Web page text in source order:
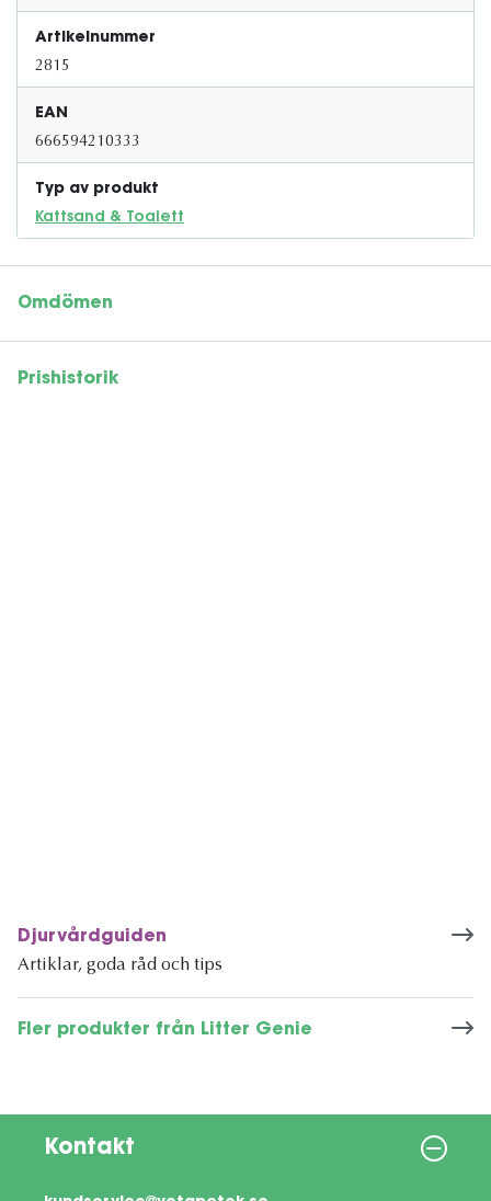
Artikelnummer
2815
EAN
666594210333
Typ av produkt
Kattsand & Toalett
Omdömen
Prishistorik
Djurvårdguiden
Artiklar, goda råd och tips
Fler produkter från Litter Genie
Kontakt